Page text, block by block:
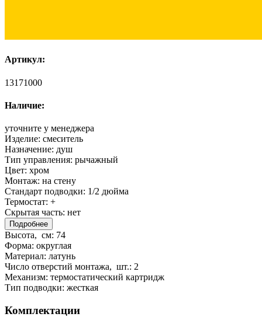
Артикул:
13171000
Наличие:
уточните у менеджера
Изделие: смеситель
Назначение: душ
Тип управления: рычажный
Цвет: хром
Монтаж: на стену
Стандарт подводки: 1/2 дюйма
Термостат: +
Скрытая часть: нет
Подробнее
Высота, см: 74
Форма: округлая
Материал: латунь
Число отверстий монтажа, шт.: 2
Механизм: термостатический картридж
Тип подводки: жесткая
Комплектации